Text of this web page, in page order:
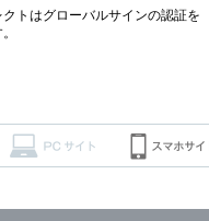
トはグローバルサインの認証を